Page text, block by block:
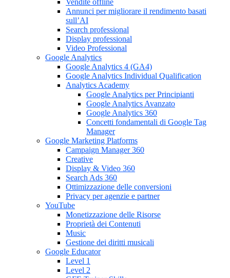
Vendite offline
Annunci per migliorare il rendimento basati
sull’AI
Search professional
Display professional
Video Professional
Google Analytics
Google Analytics 4 (GA4)
Google Analytics Individual Qualification
Analytics Academy
Google Analytics per Principianti
Google Analytics Avanzato
Google Analytics 360
Concetti fondamentali di Google Tag
Manager
Google Marketing Platforms
Campaign Manager 360
Creative
Display & Video 360
Search Ads 360
Ottimizzazione delle conversioni
Privacy per agenzie e partner
YouTube
Monetizzazione delle Risorse
Proprietà dei Contenuti
Music
Gestione dei diritti musicali
Google Educator
Level 1
Level 2